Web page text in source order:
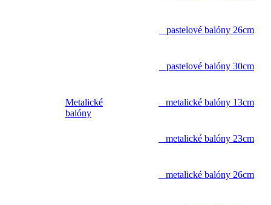
pastelové balóny 26cm
pastelové balóny 30cm
Metalické
balóny
metalické balóny 13cm
metalické balóny 23cm
metalické balóny 26cm